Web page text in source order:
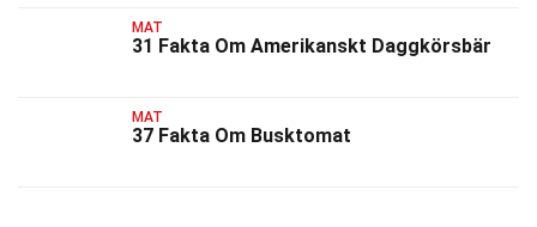
MAT
31 Fakta Om Amerikanskt Daggkörsbär
MAT
37 Fakta Om Busktomat